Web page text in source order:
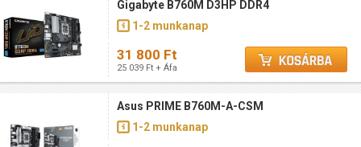
Gigabyte B760M D3HP DDR4
1-2 munkanap
31 800 Ft
25 039 Ft + Áfa
Asus PRIME B760M-A-CSM
1-2 munkanap